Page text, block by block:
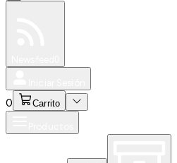
0 Carrito